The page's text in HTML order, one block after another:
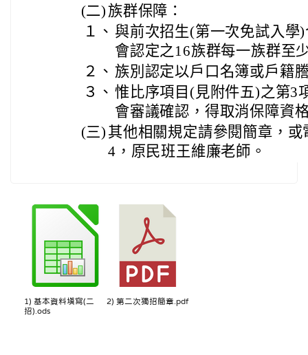
(二)族群保障：
１、 與前次招生(第一次免試入學
會認定之16族群每一族群至
２、 族別認定以戶口名簿或戶籍
３、 惟比序項目(見附件五)之第3
會審議確認，得取消保障資
(三) 其他相關規定請參閱簡章，
4，原民班王維廉老師。
1) 基本資料填寫(二
招).ods
2) 第二次獨招簡章.pdf